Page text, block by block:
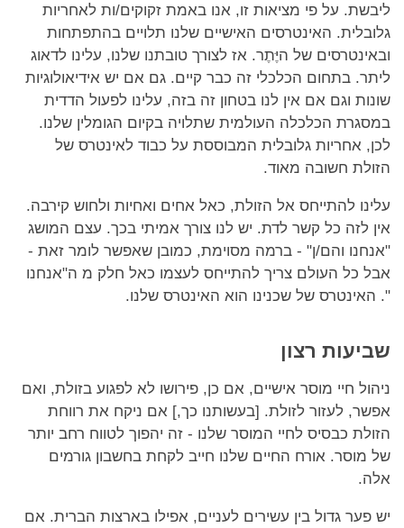
ליבשת. על פי מציאות זו, אנו באמת זקוקים/ות לאחריות
גלובלית. האינטרסים האישיים שלנו תלויים בהתפתחות
ובאינטרסים של היֶּתֶר. אז לצורך טובתנו שלנו, עלינו לדאוג
ליתר. בתחום הכלכלי זה כבר קיים. גם אם יש אידיאולוגיות
שונות וגם אם אין לנו בטחון זה בזה, עלינו לפעול הדדית
במסגרת הכלכלה העולמית שתלויה בקיום הגומלין שלנו.
לכן, אחריות גלובלית המבוססת על כבוד לאינטרס של
הזולת חשובה מאוד.
עלינו להתייחס אל הזולת, כאל אחים ואחיות ולחוש קירבה.
אין לזה כל קשר לדת. יש לנו צורך אמיתי בכך. עצם המושג
"אנחנו והם/ן" - ברמה מסוימת, כמובן שאפשר לומר זאת -
אבל כל העולם צריך להתייחס לעצמו כאל חלק מ ה"אנחנו
". האינטרס של שכנינו הוא האינטרס שלנו.
שביעות רצון
ניהול חיי מוסר אישיים, אם כן, פירושו לא לפגוע בזולת, ואם
אפשר, לעזור לזולת. [בעשותנו כך,] אם ניקח את רווחת
הזולת כבסיס לחיי המוסר שלנו - זה יהפוך לטווח רחב יותר
של מוסר. אורח החיים שלנו חייב לקחת בחשבון גורמים
אלה.
יש פער גדול בין עשירים לעניים, אפילו בארצות הברית. אם